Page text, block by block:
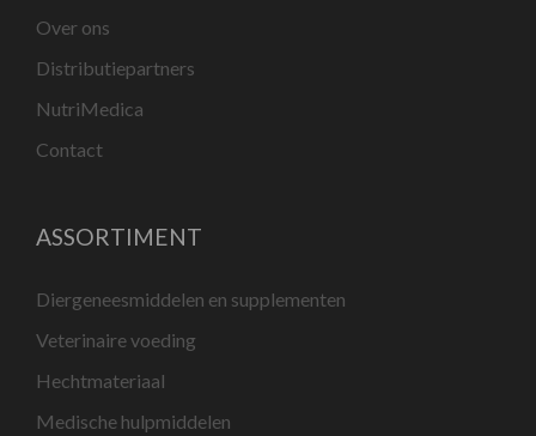
Over ons
Distributiepartners
NutriMedica
Contact
ASSORTIMENT
Diergeneesmiddelen en supplementen
Veterinaire voeding
Hechtmateriaal
Medische hulpmiddelen